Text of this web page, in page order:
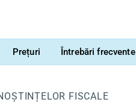
Prețuri Întrebări frecvente
FISCALE